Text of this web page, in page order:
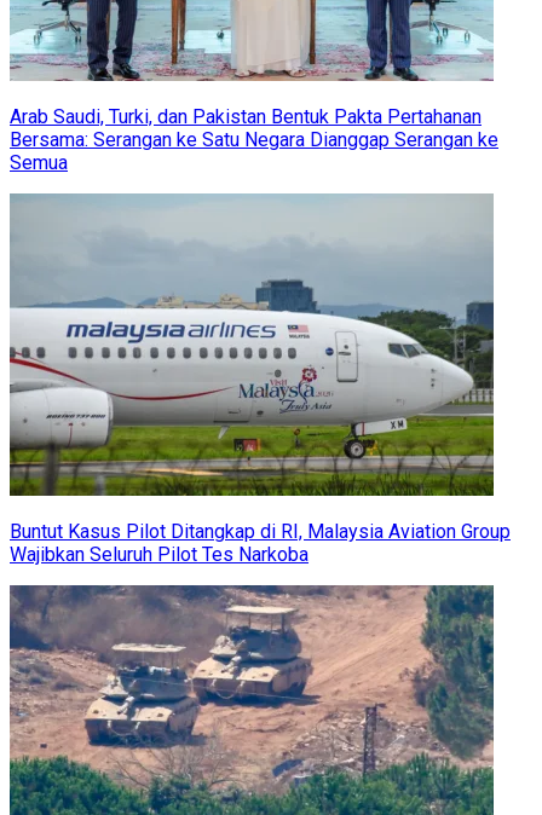
Arab Saudi, Turki, dan Pakistan Bentuk Pakta Pertahanan
Bersama: Serangan ke Satu Negara Dianggap Serangan ke
Semua
Buntut Kasus Pilot Ditangkap di RI, Malaysia Aviation Group
Wajibkan Seluruh Pilot Tes Narkoba